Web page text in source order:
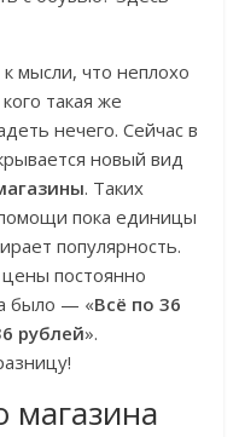
мысли, что неплохо
такая же
нечего. Сейчас в
новый вид
. Таких
пока единицы
популярность.
постоянно
было — «Всё по 36
рублей».